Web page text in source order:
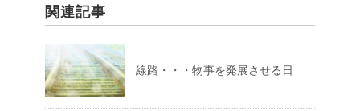
関連記事
線路・・・物事を発展させる日